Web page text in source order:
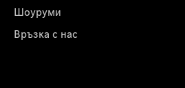
Шоуруми
Връзка с нас